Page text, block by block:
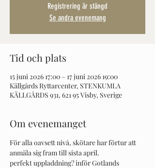
Registrering är stängd
Se andra evenemang
Tid och plats
15 juni 2026 17:00 – 17 juni 2026 19:00
Källgårds Ryttarcenter, STENKUMLA
KÄLLGÅRDS 931, 621 95 Visby, Sverige
Om evenemanget
För alla oavsett nivå, skötare har förtur att
anmäla sig fram till sista april.
perfekt uppladdning? inför Gotlands